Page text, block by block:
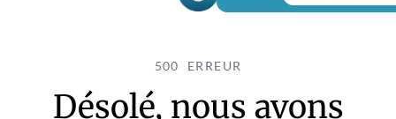
500 ERREUR
Désolé, nous avons